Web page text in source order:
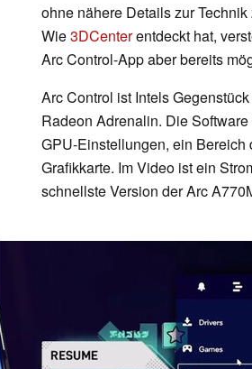
ohne nähere Details zur Technik
Wie3DCenterentdeckt hat,
Arc Control-App aber bereits
Arc Control ist Intels
Radeon Adrenalin. Die
GPU-Einstellungen, ein
Grafikkarte. Im Video ist ein
schnellste Version der Arc